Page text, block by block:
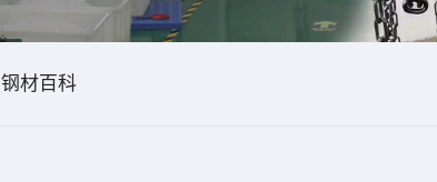
钢材百科